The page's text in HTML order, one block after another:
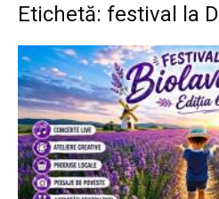
Etichetă: festival la